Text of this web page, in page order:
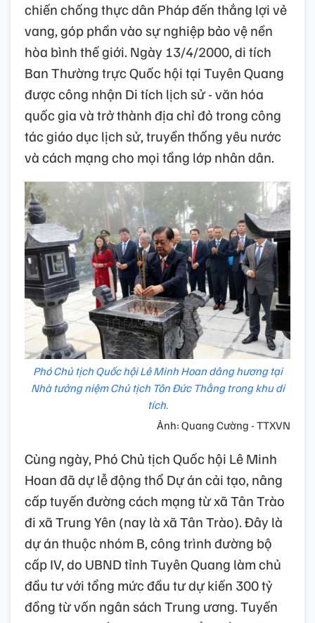
chiến chống thực dân Pháp đến thắng lợi vẻ
vang, góp phần vào sự nghiệp bảo vệ nền
hòa bình thế giới. Ngày 13/4/2000, di tích
Ban Thường trực Quốc hội tại Tuyên Quang
được công nhận Di tích lịch sử - văn hóa
quốc gia và trở thành địa chỉ đỏ trong công
tác giáo dục lịch sử, truyền thống yêu nước
và cách mạng cho mọi tầng lớp nhân dân.
Phó Chủ tịch Quốc hội Lê Minh Hoan dâng hương tại
Nhà tưởng niệm Chủ tịch Tôn Đức Thằng trong khu di
tích.
Ảnh: Quang Cường - TTXVN
Cùng ngày, Phó Chủ tịch Quốc hội Lê Minh
Hoan đã dự lễ động thổ Dự án cải tạo, nâng
cấp tuyến đường cách mạng từ xã Tân Trào
đi xã Trung Yên (nay là xã Tân Trào). Đây là
dự án thuộc nhóm B, công trình đường bộ
cấp IV, do UBND tỉnh Tuyên Quang làm chủ
đầu tư với tổng mức đầu tư dự kiến 300 tỷ
đồng từ vốn ngân sách Trung ương. Tuyến